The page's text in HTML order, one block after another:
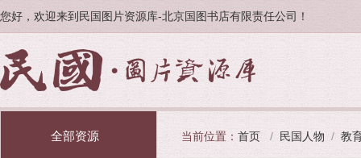
您好，欢迎来到民国图片资源库-北京国图书店有限责任公司！
全部资源 当前位置： 首页 / 民国人物 / 教